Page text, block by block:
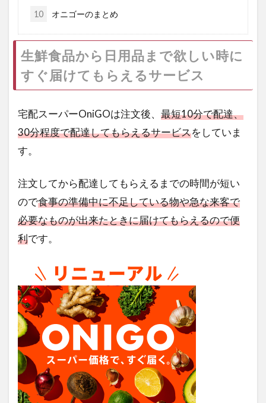
10 オニゴーのまとめ
生鮮食品から日用品まで欲しい時に
すぐ届けてもらえるサービス
宅配スーパーOniGOは注文後、 最短10分で配達、
30分程度で配達してもらえるサービスをしていま
す。
注文してから配達してもらえるまでの時間が短い
ので食事の準備中に不足している物や急な来客で
必要なものが出来たときに届けてもらえるので便
利です。